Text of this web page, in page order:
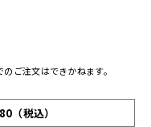
ご注文はできかねます。
（税込）